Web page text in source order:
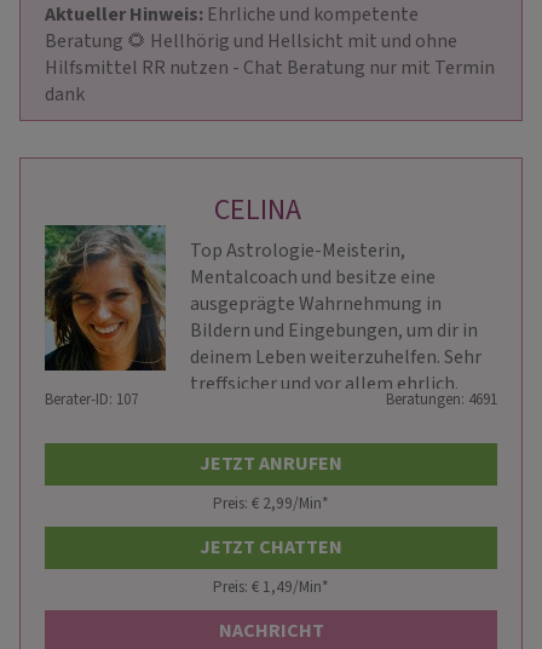
Aktueller Hinweis: Ehrliche und kompetente
Beratung 🌻 Hellhörig und Hellsicht mit und ohne
Hilfsmittel RR nutzen - Chat Beratung nur mit Termin
dank
CELINA
Top Astrologie-Meisterin,
Mentalcoach und besitze eine
ausgeprägte Wahrnehmung in
Bildern und Eingebungen, um dir in
deinem Leben weiterzuhelfen. Sehr
treffsicher und vor allem ehrlich.
Berater-ID: 107 Beratungen: 4691
JETZT ANRUFEN
Preis: € 2,99/Min*
JETZT CHATTEN
Preis: € 1,49/Min*
NACHRICHT